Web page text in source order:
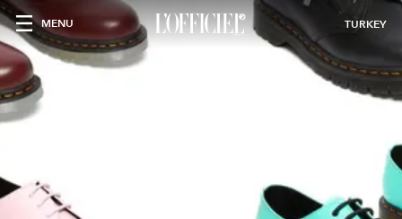
MENU TURKEY